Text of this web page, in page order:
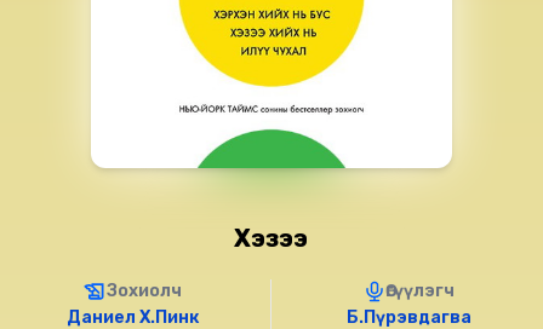
Хэзээ
Зохиолч
Даниел Х.Пинк
Өгүүлэгч
Б.Пүрэвдагва